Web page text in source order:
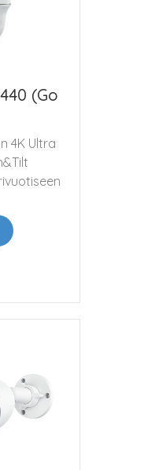
(Go
4K Ultra